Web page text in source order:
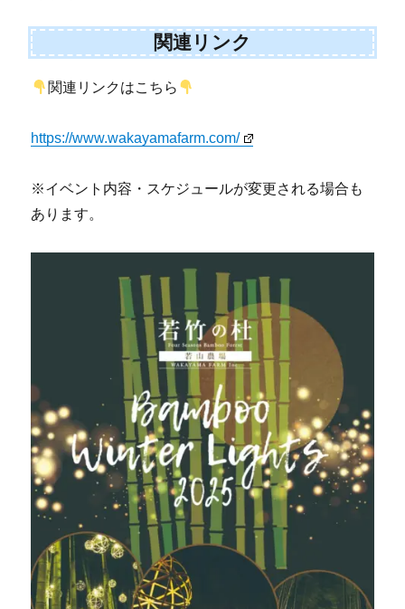
関連リンク
関連リンクはこちら
https://www.wakayamafarm.com/
※イベント内容・スケジュールが変更される場合も
あります。